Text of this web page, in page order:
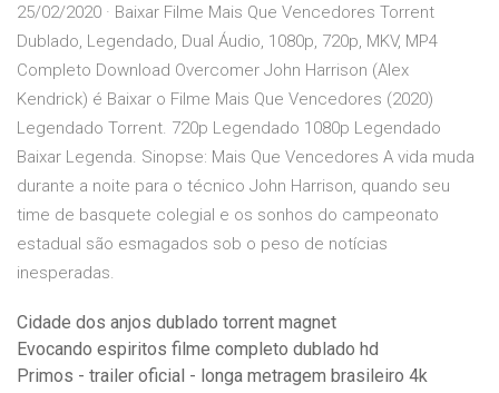
25/02/2020 · Baixar Filme Mais Que Vencedores Torrent
Dublado, Legendado, Dual Áudio, 1080p, 720p, MKV, MP4
Completo Download Overcomer John Harrison (Alex
Kendrick) é Baixar o Filme Mais Que Vencedores (2020)
Legendado Torrent. 720p Legendado 1080p Legendado
Baixar Legenda. Sinopse: Mais Que Vencedores A vida muda
durante a noite para o técnico John Harrison, quando seu
time de basquete colegial e os sonhos do campeonato
estadual são esmagados sob o peso de notícias
inesperadas.
Cidade dos anjos dublado torrent magnet
Evocando espiritos filme completo dublado hd
Primos - trailer oficial - longa metragem brasileiro 4k